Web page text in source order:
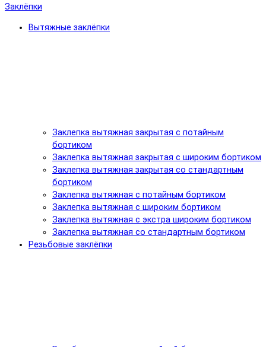
Заклёпки
Вытяжные заклёпки
Заклепка вытяжная закрытая с потайным
бортиком
Заклепка вытяжная закрытая с широким бортиком
Заклепка вытяжная закрытая со стандартным
бортиком
Заклепка вытяжная с потайным бортиком
Заклепка вытяжная с широким бортиком
Заклепка вытяжная с экстра широким бортиком
Заклепка вытяжная со стандартным бортиком
Резьбовые заклёпки